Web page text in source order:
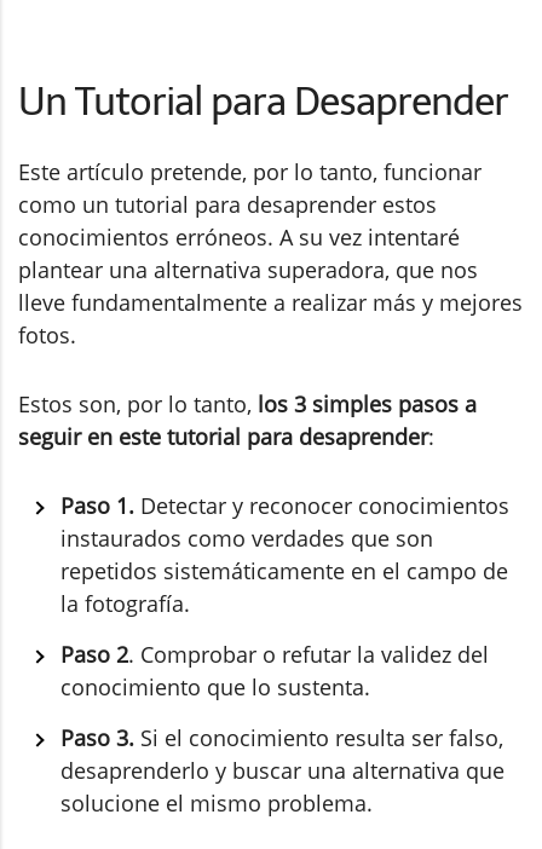
Un Tutorial para Desaprender
Este artículo pretende, por lo tanto, funcionar
como un tutorial para desaprender estos
conocimientos erróneos. A su vez intentaré
plantear una alternativa superadora, que nos
lleve fundamentalmente a realizar más y mejores
fotos.
Estos son, por lo tanto, los 3 simples pasos a
seguir en este tutorial para desaprender:
Paso 1. Detectar y reconocer conocimientos
instaurados como verdades que son
repetidos sistemáticamente en el campo de
la fotografía.
Paso 2. Comprobar o refutar la validez del
conocimiento que lo sustenta.
Paso 3. Si el conocimiento resulta ser falso,
desaprenderlo y buscar una alternativa que
solucione el mismo problema.